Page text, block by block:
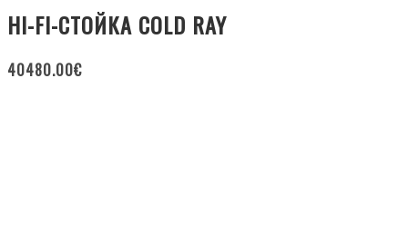
HI-FI-СТОЙКА COLD RAY
40480.00€